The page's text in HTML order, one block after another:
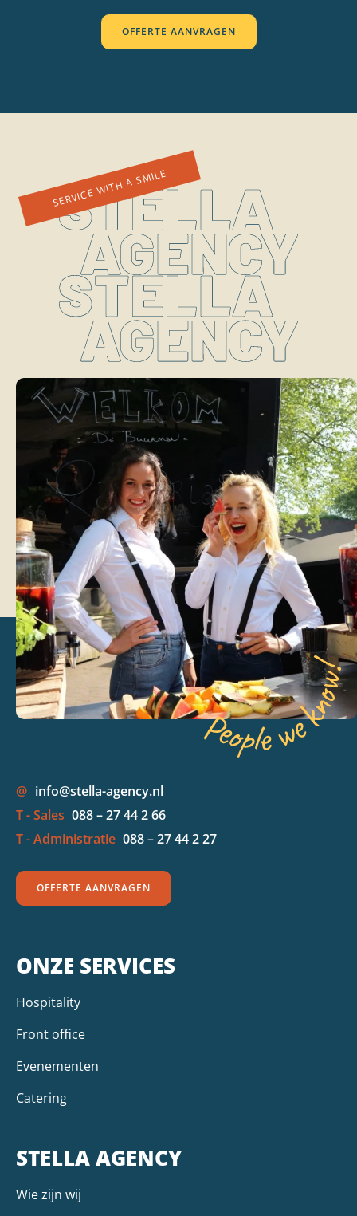
OFFERTE AANVRAGEN
@ info@stella-agency.nl
T - Sales 088 – 27 44 2 66
T - Administratie 088 – 27 44 2 27
OFFERTE AANVRAGEN
ONZE SERVICES
Hospitality
Front office
Evenementen
Catering
STELLA AGENCY
Wie zijn wij